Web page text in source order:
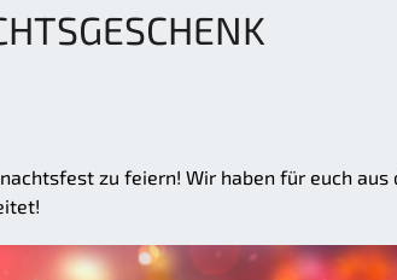
zu feiern! Wir haben für euch aus